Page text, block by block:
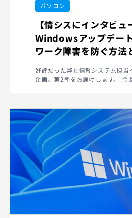
パソコン
【情シスにインタビュ
Windowsアップデー
ワーク障害を防ぐ方法
好評だった弊社情報システム担当
企画、第2弾をお届けします。 今